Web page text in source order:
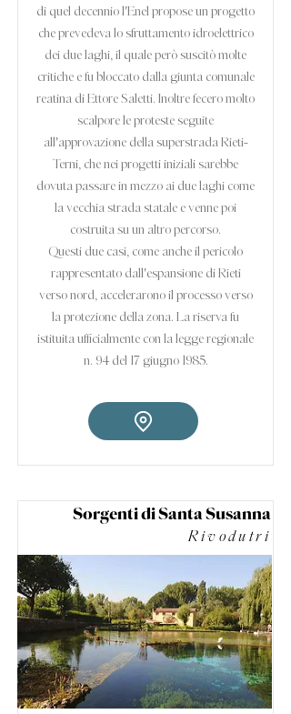
di quel decennio l'Enel propose un progetto
che prevedeva lo sfruttamento idroelettrico
dei due laghi, il quale però suscitò molte
critiche e fu bloccato dalla giunta comunale
reatina di Ettore Saletti. Inoltre fecero molto
scalpore le proteste seguite
all'approvazione della superstrada Rieti-
Terni, che nei progetti iniziali sarebbe
dovuta passare in mezzo ai due laghi come
la vecchia strada statale e venne poi
costruita su un altro percorso.
Questi due casi, come anche il pericolo
rappresentato dall'espansione di Rieti
verso nord, accelerarono il processo verso
la protezione della zona. La riserva fu
istituita ufficialmente con la legge regionale
n. 94 del 17 giugno 1985.
Sorgenti di Santa Susanna
Rivodutri